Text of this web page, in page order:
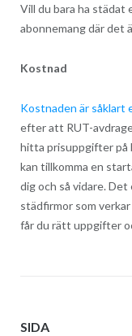
Vill du bara ha städat
abonnemang där det
Kostnad
Kostnaden är såklart
efter att RUT-
hitta prisuppgifter på
kan tillkomma en
dig och så vidare.
städfirmor som
får du rätt uppgifter
SIDA